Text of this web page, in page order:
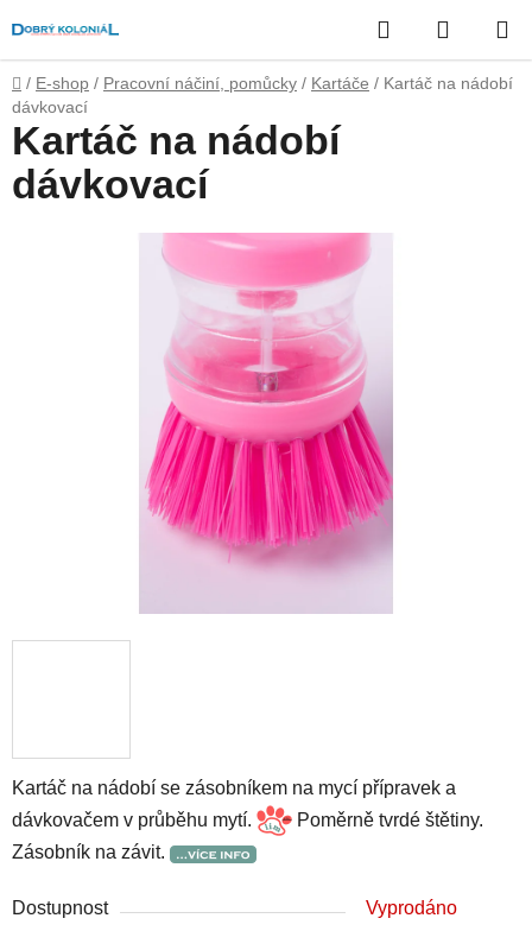
na
obsah
Hledat
KOŠÍK
Domů
/ E-shop / Pracovní náčiní, pomůcky / Kartáče / Kartáč na nádobí
dávkovací
Kartáč na nádobí se zásobníkem na mycí přípravek a
dávkovačem v průběhu mytí.
Poměrně tvrdé štětiny.
Zásobník na závit.
Dostupnost
Vyprodáno
Kartáč na nádobí
dávkovací